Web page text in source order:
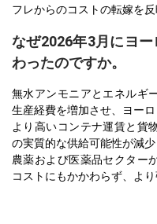
フレからのコストの転嫁を反
なぜ2026年3月にヨ
わったのですか。
無水アンモニアとエネルギ
生産経費を増加させ、ヨー
より高いコンテナ運賃と貨
の実質的な供給可能性が減少
農薬および医薬品セクター
コストにもかかわらず、より